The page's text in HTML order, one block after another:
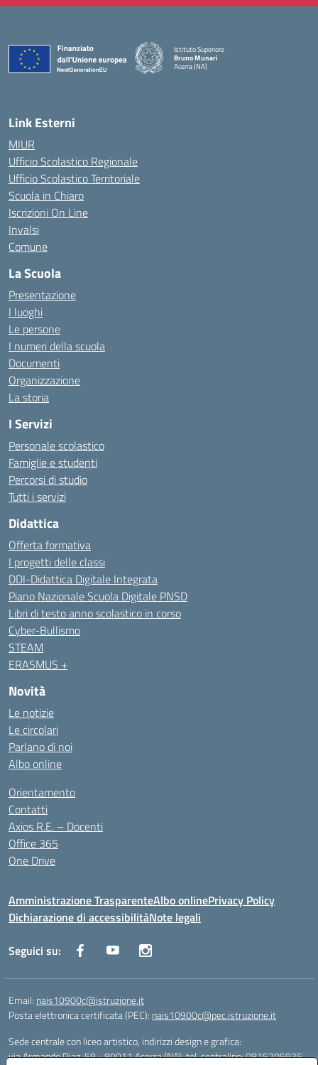
Istituto Superiore
Bruno Munari
Acerra (NA)
Link Esterni
MIUR
Ufficio Scolastico Regionale
Ufficio Scolastico Territoriale
Scuola in Chiaro
Iscrizioni On Line
Invalsi
Comune
La Scuola
Presentazione
I luoghi
Le persone
I numeri della scuola
Documenti
Organizzazione
La storia
I Servizi
Personale scolastico
Famiglie e studenti
Percorsi di studio
Tutti i servizi
Didattica
Offerta formativa
I progetti delle classi
DDI-Didattica Digitale Integrata
Piano Nazionale Scuola Digitale PNSD
Libri di testo anno scolastico in corso
Cyber-Bullismo
STEAM
ERASMUS +
Novità
Le notizie
Le circolari
Parlano di noi
Albo online
Orientamento
Contatti
Axios R.E. – Docenti
Office 365
One Drive
Amministrazione TrasparenteAlbo onlinePrivacy Policy
Dichiarazione di accessibilitàNote legali
Seguici su:
Email: nais10900c@istruzione.it
Posta elettronica certificata (PEC): nais10900c@pec.istruzione.it
Sede centrale con liceo artistico, indirizzi design e grafica:
via Armando Diaz, 59 - 80011 Acerra (NA), tel. centralino: 0815205935